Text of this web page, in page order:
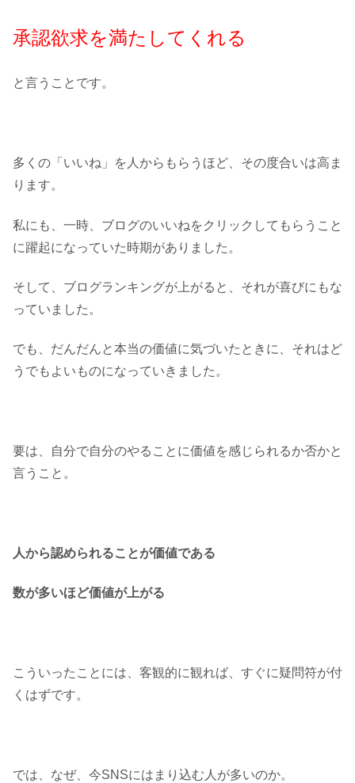
承認欲求を満たしてくれる
と言うことです。
多くの「いいね」を人からもらうほど、その度合いは高ま
ります。
私にも、一時、ブログのいいねをクリックしてもらうこと
に躍起になっていた時期がありました。
そして、ブログランキングが上がると、それが喜びにもな
っていました。
でも、だんだんと本当の価値に気づいたときに、それはど
うでもよいものになっていきました。
要は、自分で自分のやることに価値を感じられるか否かと
言うこと。
人から認められることが価値である
数が多いほど価値が上がる
こういったことには、客観的に観れば、すぐに疑問符が付
くはずです。
では、なぜ、今SNSにはまり込む人が多いのか。